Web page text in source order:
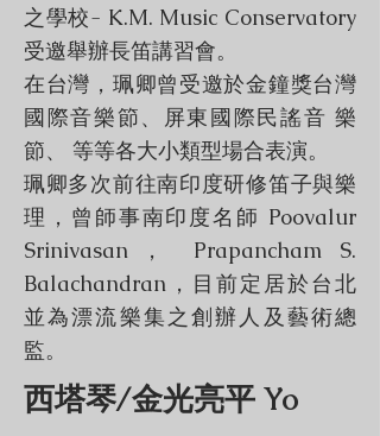
之學校- K.M. Music Conservatory
受邀舉辦長笛講習會。
在台灣，珮卿曾受邀於金鐘獎台灣
國際音樂節、屏東國際民謠音 樂
節、 等等各大小類型場合表演。
珮卿多次前往南印度研修笛子與樂
理，曾師事南印度名師 Poovalur
Srinivasan， Prapancham S.
Balachandran，目前定居於台北
並為漂流樂集之創辦人及藝術總
監。
西塔琴/金光亮平 Yo